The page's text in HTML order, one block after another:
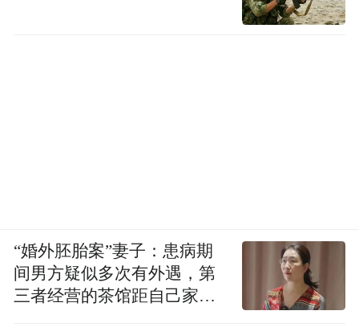
“婚外胚胎案”妻子：患病期
间男方疑似多次有外遇，第
三者经营的茶馆距自己家步